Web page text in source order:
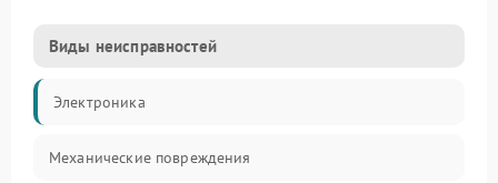
Виды неисправностей
Электроника
Механические повреждения